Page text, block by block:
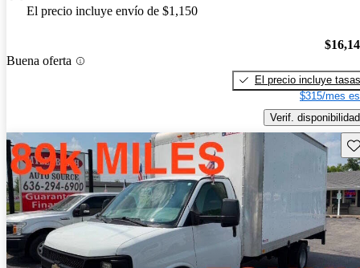
El precio incluye envío de $1,150
Buena oferta
El precio incluye tasas
$315/mes
Verif. disponibilidad